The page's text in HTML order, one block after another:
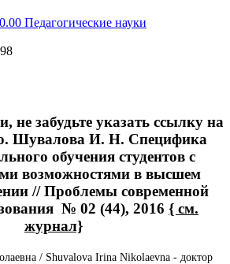
Педагогические науки
не забудьте указать ссылку на
Шувалова И. Н. Специфика
обучения студентов с
возможностями в высшем
// Проблемы современной
№ 02 (44), 2016 { см.
журнал}
/ Shuvalova Irina Nikolaevna - доктор